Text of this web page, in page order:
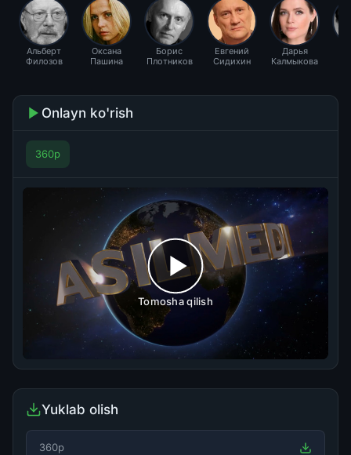
Альберт
Филозов
Оксана
Пашина
Борис
Плотников
Евгений
Сидихин
Дарья
Калмыкова
Onlayn ko'rish
360p
Tomosha qilish
Yuklab olish
360p